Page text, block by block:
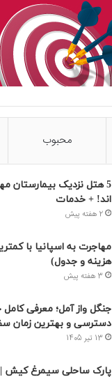
محبوب
5 هتل نزدیک بیمارستان
اند! + خدمات
2 هفته پیش
مهاجرت به اسپانیا با
هزینه و جدول)
3 هفته پیش
جنگل واز آمل؛ معرفی کامل
دسترسی و بهترین زمان
13 تیر 1405
پارک ساحلی سیمرغ کیش |